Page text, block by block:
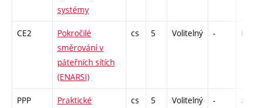
systémy
CE2
Pokročilé
směrování v
páteřních sítích
(ENARSI)
cs 5 Volitelný - kl
PPP
Praktické
cs 5 Volitelný - zá,zk